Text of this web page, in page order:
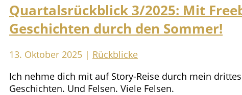
Quartalsrückblick 3/2025: Mit
Geschichten durch den Sommer!
13. Oktober 2025 | Rückblicke
Ich nehme dich mit auf Story-Reise durch mein
Geschichten. Und Felsen. Viele Felsen.